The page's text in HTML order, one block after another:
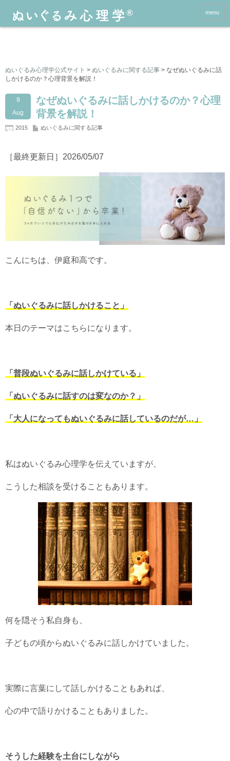
menu
ぬいぐるみ心理学公式サイト > ぬいぐるみに関する記事 > なぜぬいぐるみに話
しかけるのか？心理背景を解説！
9
Aug
なぜぬいぐるみに話しかけるのか？心理
背景を解説！
2015 ぬいぐるみに関する記事
［最終更新日］2026/05/07
こんにちは、伊庭和高です。
「ぬいぐるみに話しかけること」
本日のテーマはこちらになります。
「普段ぬいぐるみに話しかけている」
「ぬいぐるみに話すのは変なのか？」
「大人になってもぬいぐるみに話しているのだが…」
私はぬいぐるみ心理学を伝えていますが、
こうした相談を受けることもあります。
何を隠そう私自身も、
子どもの頃からぬいぐるみに話しかけていました。
実際に言葉にして話しかけることもあれば、
心の中で語りかけることもありました。
そうした経験を土台にしながら